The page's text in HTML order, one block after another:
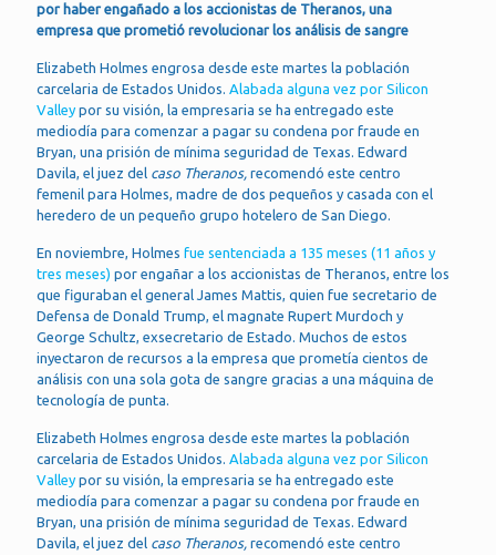
por haber engañado a los accionistas de Theranos, una
empresa que prometió revolucionar los análisis de sangre
Elizabeth Holmes engrosa desde este martes la población
carcelaria de Estados Unidos. Alabada alguna vez por Silicon
Valley por su visión, la empresaria se ha entregado este
mediodía para comenzar a pagar su condena por fraude en
Bryan, una prisión de mínima seguridad de Texas. Edward
Davila, el juez del caso Theranos, recomendó este centro
femenil para Holmes, madre de dos pequeños y casada con el
heredero de un pequeño grupo hotelero de San Diego.
En noviembre, Holmes fue sentenciada a 135 meses (11 años y
tres meses) por engañar a los accionistas de Theranos, entre los
que figuraban el general James Mattis, quien fue secretario de
Defensa de Donald Trump, el magnate Rupert Murdoch y
George Schultz, exsecretario de Estado. Muchos de estos
inyectaron de recursos a la empresa que prometía cientos de
análisis con una sola gota de sangre gracias a una máquina de
tecnología de punta.
Elizabeth Holmes engrosa desde este martes la población
carcelaria de Estados Unidos. Alabada alguna vez por Silicon
Valley por su visión, la empresaria se ha entregado este
mediodía para comenzar a pagar su condena por fraude en
Bryan, una prisión de mínima seguridad de Texas. Edward
Davila, el juez del caso Theranos, recomendó este centro